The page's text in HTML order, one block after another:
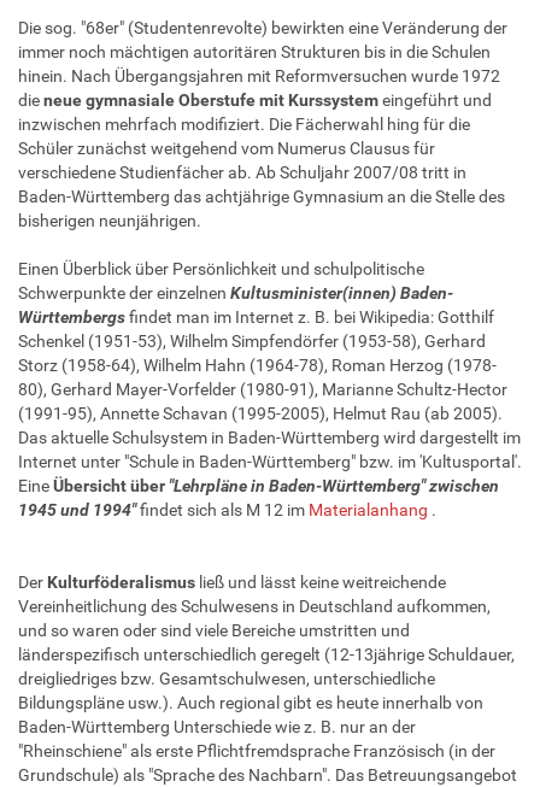
Die sog. "68er" (Studentenrevolte) bewirkten eine Veränderung der
immer noch mächtigen autoritären Strukturen bis in die Schulen
hinein. Nach Übergangsjahren mit Reformversuchen wurde 1972
dieneue gymnasiale Oberstufe mit Kurssystemeingeführt und
inzwischen mehrfach modifiziert. Die Fächerwahl hing für die
Schüler zunächst weitgehend vom Numerus Clausus für
verschiedene Studienfächer ab. Ab Schuljahr 2007/08 tritt in
Baden-Württemberg das achtjährige Gymnasium an die Stelle des
bisherigen neunjährigen.
Einen Überblick über Persönlichkeit und schulpolitische
Schwerpunkte der einzelnen Kultusminister(innen) Baden-
Württembergsfindet man im Internet z. B. bei Wikipedia: Gotthilf
Schenkel (1951-53), Wilhelm Simpfendörfer (1953-58), Gerhard
Storz (1958-64), Wilhelm Hahn (1964-78), Roman Herzog (1978-
80), Gerhard Mayer-Vorfelder (1980-91), Marianne Schultz-Hector
(1991-95), Annette Schavan (1995-2005), Helmut Rau (ab 2005).
Das aktuelle Schulsystem in Baden-Württemberg wird dargestellt im
Internet unter "Schule in Baden-Württemberg" bzw. im 'Kultusportal'.
EineÜbersicht über "Lehrpläne in Baden-Württemberg" zwischen
1945 und 1994"findet sich als M 12 im Materialanhang .
Der Kulturföderalismus ließ und lässt keine weitreichende
Vereinheitlichung des Schulwesens in Deutschland aufkommen,
und so waren oder sind viele Bereiche umstritten und
länderspezifisch unterschiedlich geregelt (12-13jährige Schuldauer,
dreigliedriges bzw. Gesamtschulwesen, unterschiedliche
Bildungspläne usw.). Auch regional gibt es heute innerhalb von
Baden-Württemberg Unterschiede wie z. B. nur an der
"Rheinschiene" als erste Pflichtfremdsprache Französisch (in der
Grundschule) als "Sprache des Nachbarn". Das Betreuungsangebot